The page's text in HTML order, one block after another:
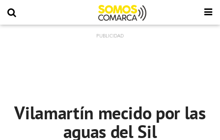
Vilamartín mecido por las
aguas del Sil